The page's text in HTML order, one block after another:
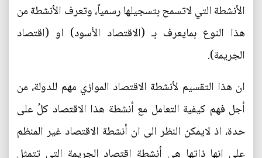
الأنشطة التي لاتسمح بتسجيلها رسمياً، وتعرف الأنشطة من
هذا النوع بمايعرف بـ (الاقتصاد الأسود) او (اقتصاد
الجريمة).
ان هذا التقسيم لأنشطة الاقتصاد الموازي مهم للدولة، من
أجل فهم كيفية التعامل مع أنشطة هذا الاقتصاد كلُ على
حدة، اذ لايمكن النظر الى ان أنشطة الاقتصاد غير المنظم